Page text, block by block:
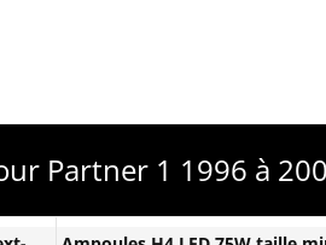
Partner 1 1996 à